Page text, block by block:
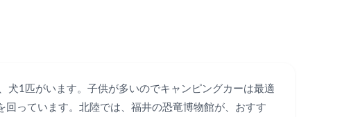
犬1匹がいます。子供が多いのでキャンピングカーは最適
っています。北陸では、福井の恐竜博物館が、おすす